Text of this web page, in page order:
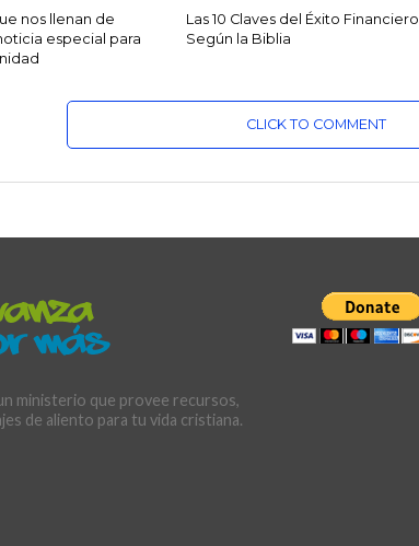
nos llenan de
especial para
Las 10 Claves del Éxito Financiero
Según la Biblia
CLICK TO COMMENT
ministerio que provee recursos,
de aliento para tu vida cristiana.